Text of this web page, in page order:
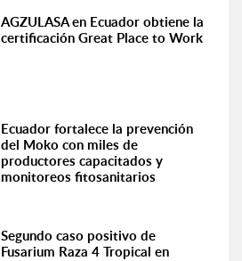
AGZULASA en Ecuador obtiene la
certificación Great Place to Work
Ecuador fortalece la prevención
del Moko con miles de
productores capacitados y
monitoreos fitosanitarios
Segundo caso positivo de
Fusarium Raza 4 Tropical en